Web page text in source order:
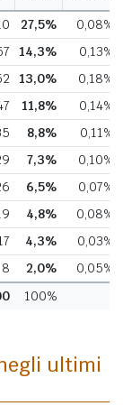
27,5% 0,08%
14,3% 0,13%
13,0% 0,18%
11,8% 0,14%
8,8% 0,11%
7,3% 0,10%
6,5% 0,07%
4,8% 0,08%
4,3% 0,03%
8 2,0%
0,05%
100%
ultimi